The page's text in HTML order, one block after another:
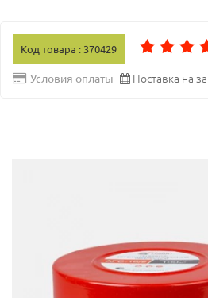
Код товара : 370429
Условия оплаты Поставка на